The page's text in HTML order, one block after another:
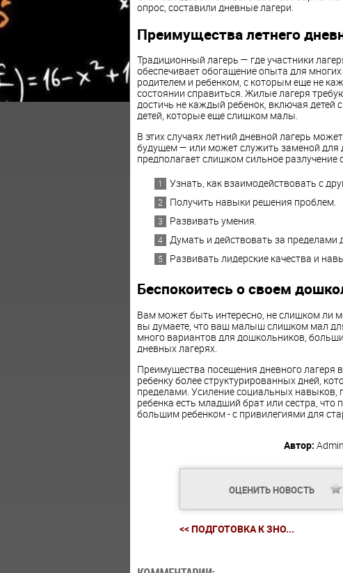
опрос, составили дневные лагери.
Преимущества летнего
Традиционный лагерь — где участники
обеспечивает обогащение опыта для
родителем и ребенком, с которым еще не
состоянии справиться. Жилые лагеря
достичь не каждый ребенок, включая
детей, которые еще слишком малы.
В этих случаях летний дневной лагерь
будущем — или может служить заменой для
предполагает слишком сильное разлучение
Узнать, как взаимодействовать с
Получить навыки решения проблем.
Развивать умения.
Думать и действовать за пределами
Развивать лидерские качества и
Беспокоитесь о своем
Вам может быть интересно, не слишком ли
вы думаете, что ваш малыш слишком мал
много вариантов для дошкольников,
дневных лагерях.
Преимущества посещения дневного лагеря
ребенку более структурированных дней,
пределами. Усиление социальных навыков,
ребенка есть младший брат или сестра, что
большим ребенком - с привилегиями для
Автор: Admin
ОЦЕНИТЬ НОВОСТЬ
<< ПОДГОТОВКА К ЗНО...